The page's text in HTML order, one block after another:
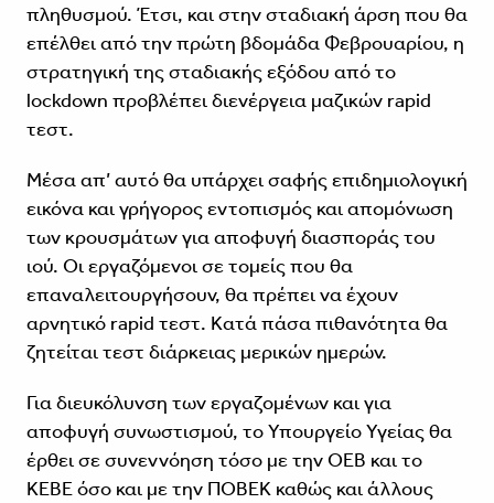
πληθυσμού. Έτσι, και στην σταδιακή άρση που θα
επέλθει από την πρώτη βδομάδα Φεβρουαρίου, η
στρατηγική της σταδιακής εξόδου από το
lockdown προβλέπει διενέργεια μαζικών rapid
τεστ.
Μέσα απ’ αυτό θα υπάρχει σαφής επιδημιολογική
εικόνα και γρήγορος εντοπισμός και απομόνωση
των κρουσμάτων για αποφυγή διασποράς του
ιού. Οι εργαζόμενοι σε τομείς που θα
επαναλειτουργήσουν, θα πρέπει να έχουν
αρνητικό rapid τεστ. Κατά πάσα πιθανότητα θα
ζητείται τεστ διάρκειας μερικών ημερών.
Για διευκόλυνση των εργαζομένων και για
αποφυγή συνωστισμού, το Υπουργείο Υγείας θα
έρθει σε συνεννόηση τόσο με την ΟΕΒ και το
ΚΕΒΕ όσο και με την ΠΟΒΕΚ καθώς και άλλους